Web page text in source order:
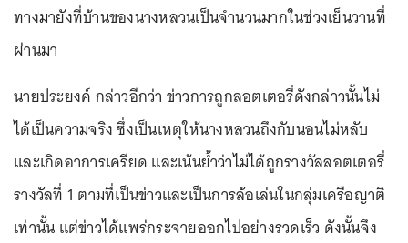
ทางมายังที่บ้านของนางหลวนเป็นจำนวนมากในช่วงเย็นวานที่
ผ่านมา
นายประยงค์ กล่าวอีกว่า ข่าวการถูกลอตเตอรี่ดังกล่าวนั้นไม่
ได้เป็นความจริง ซึ่งเป็นเหตุให้นางหลวนถึงกับนอนไม่หลับ
และเกิดอาการเครียด และเน้นย้ำว่าไม่ได้ถูกรางวัลลอตเตอรี่
รางวัลที่ 1 ตามที่เป็นข่าวและเป็นการล้อเล่นในกลุ่มเครือญาติ
เท่านั้น แต่ข่าวได้แพร่กระจายออกไปอย่างรวดเร็ว ดังนั้นจึง